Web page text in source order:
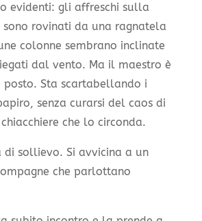
evidenti: gli affreschi sulla
rovinati da una ragnatela
colonne sembrano inclinate
dal vento. Ma il maestro è
posto. Sta scartabellando i
senza curarsi del caos di
che lo circonda.
di sollievo. Si avvicina a un
che parlottano